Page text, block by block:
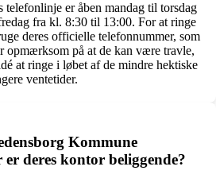
telefonlinje er åben mandag til torsdag
fra kl. 8:30 til 13:00. For at ringe
deres officielle telefonnummer, som
på at de kan være travle,
at ringe i løbet af de mindre hektiske
ventetider.
Kommune
deres kontor beliggende?